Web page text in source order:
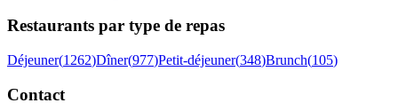
Restaurants par type de repas
Déjeuner(1262)Dîner(977)Petit-déjeuner(348)Brunch(105)
Contact